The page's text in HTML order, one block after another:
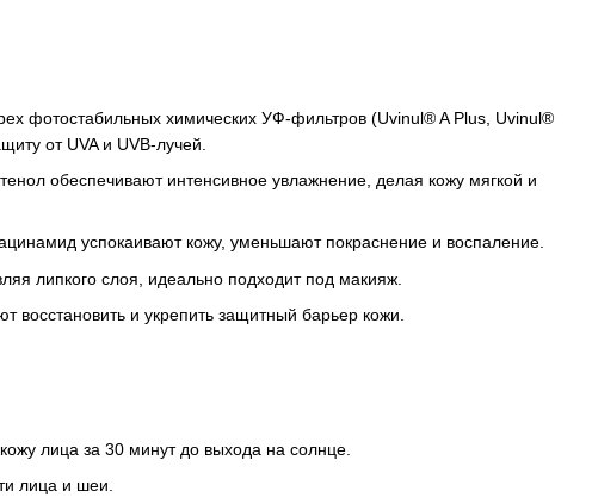
фотостабильных химических УФ-фильтров (Uvinul® A Plus, Uvinul®
от UVA и UVB-лучей.
обеспечивают интенсивное увлажнение, делая кожу мягкой и
успокаивают кожу, уменьшают покраснение и воспаление.
липкого слоя, идеально подходит под макияж.
восстановить и укрепить защитный барьер кожи.
лица за 30 минут до выхода на солнце.
лица и шеи.